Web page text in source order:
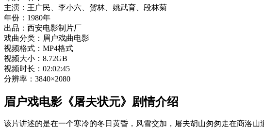
主演：王广民、李小六、贺林、姚武育、段林菊
年份：1980年
出品：西安电影制片厂
戏曲分类：眉户戏曲电影
视频格式：MP4格式
视频大小：8.72GB
视频时长：02:02:45
分辨率：3840×2080
眉户戏电影《屠夫状元》剧情介绍
该片讲述的是在一个寒冷的冬日黄昏，风雪交加，屠夫胡山匆匆走在商洛